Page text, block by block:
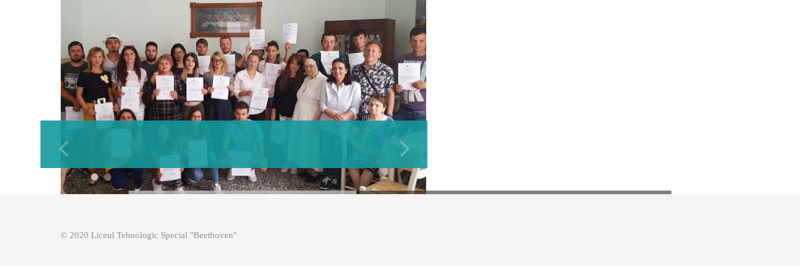
© 2020 Liceul Tehnologic Special "Beethoven"